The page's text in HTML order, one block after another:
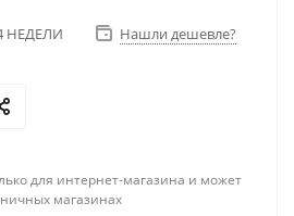
НЕДЕЛИ Нашли дешевле?
для интернет-магазина и может
магазинах